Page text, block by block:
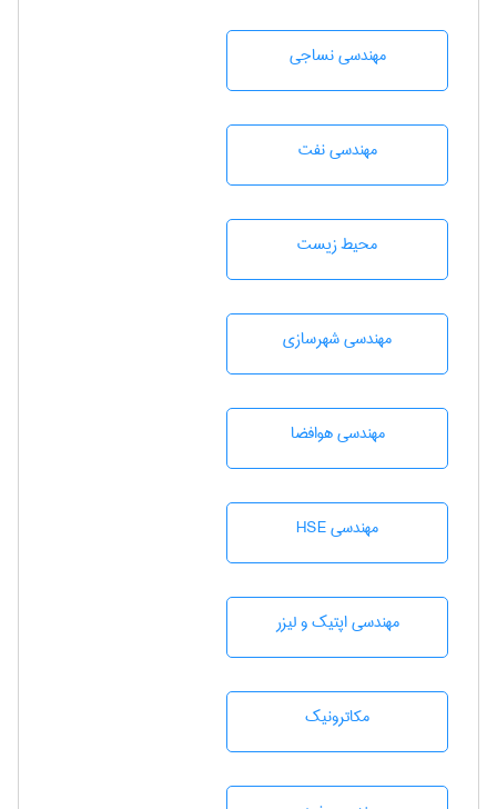
مهندسي نساجی
مهندسی نفت
محيط زيست
مهندسی شهرسازی
مهندسی هوافضا
مهندسی HSE
مهندسی اپتیک و لیزر
مکاترونیک